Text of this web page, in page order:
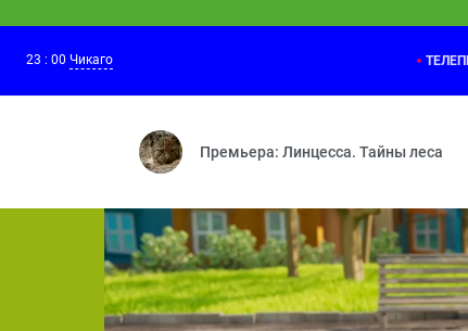
Летающий барсук — Мишень —
23 : 00 Чикаго
Премьера: Линцесса. Тайны леса